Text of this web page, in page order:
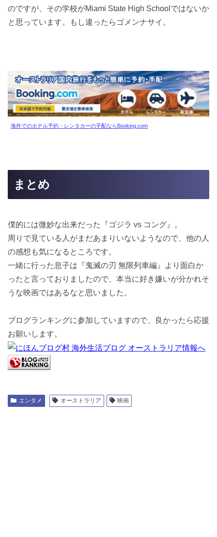
のですが、その学校がMiami State High Schoolではないか
と思っています。もし違ったらゴメンナサイ。
海外でのホテル予約・レンタカーの手配ならBooking.com
まとめ
僕的には微妙な出来だった『ゴジラ vs コング』。
周りで見ている人がまだあまりいないようなので、他の人
の感想も気になるところです。
一緒に行った息子は『鬼滅の刃 無限列車編』より面白か
ったと言っておりましたので、本当に好き嫌いが分かれそ
うな映画ではあるなと思いました。
ブログランキングに参加していますので、良かったら応援
お願いします。
エンタメ オーストラリア 映画